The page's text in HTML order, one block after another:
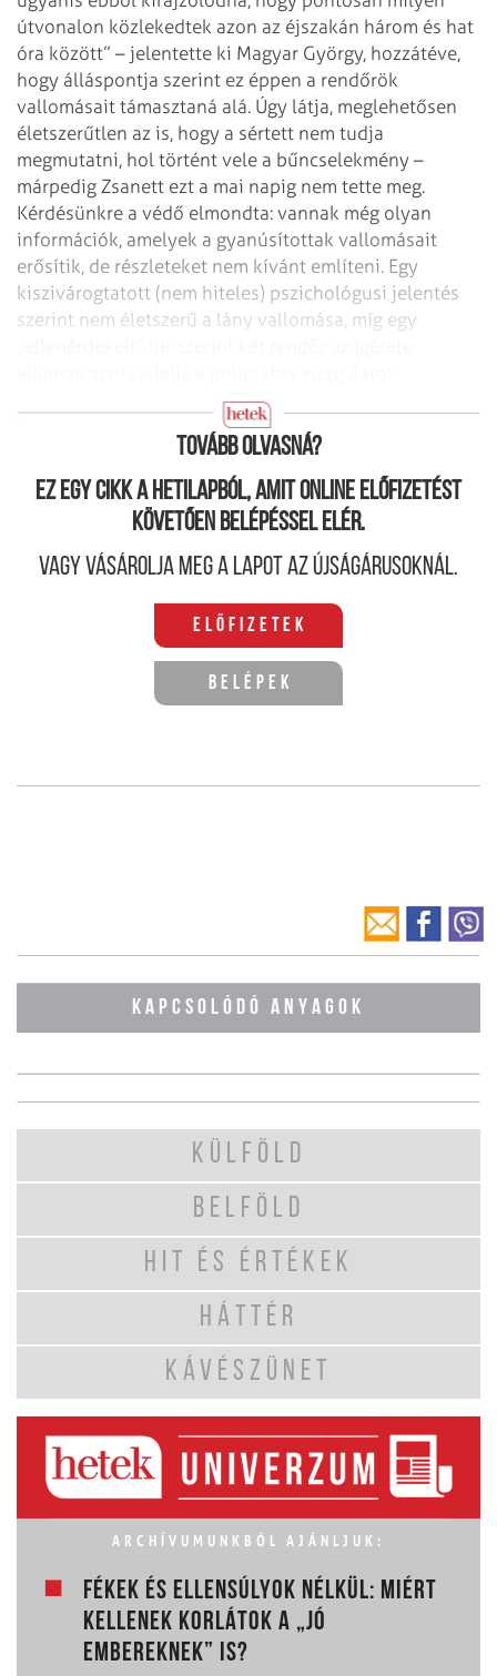
útvonalon közlekedtek azon az éjszakán három és hat
óra között” – jelentette ki Magyar György, hozzátéve,
hogy álláspontja szerint ez éppen a rendőrök
vallomásait támasztaná alá. Úgy látja, meglehetősen
életszerűtlen az is, hogy a sértett nem tudja
megmutatni, hol történt vele a bűncselekmény –
márpedig Zsanett ezt a mai napig nem tette meg.
Kérdésünkre a védő elmondta: vannak még olyan
információk, amelyek a gyanúsítottak vallomásait
erősítik, de részleteket nem kívánt említeni. Egy
kiszivárogtatott (nem hiteles) pszichológusi jelentés
szerint nem életszerű a lány vallomása, míg egy
Tovább olvasná?
Ez egy cikk a hetilapból, amit online előfizetést
követően belépéssel elér.
Vagy vásárolja meg a lapot az újságárusoknál.
Előfizetek
Belépek
KAPCSOLÓDÓ ANYAGOK
KÜLFÖLD
BELFÖLD
HIT ÉS ÉRTÉKEK
HÁTTÉR
KÁVÉSZÜNET
ARCHÍVUMUNKBÓL AJÁNLJUK:
FÉKEK ÉS ELLENSÚLYOK NÉLKÜL: MIÉRT
KELLENEK KORLÁTOK A „JÓ
EMBEREKNEK” IS?